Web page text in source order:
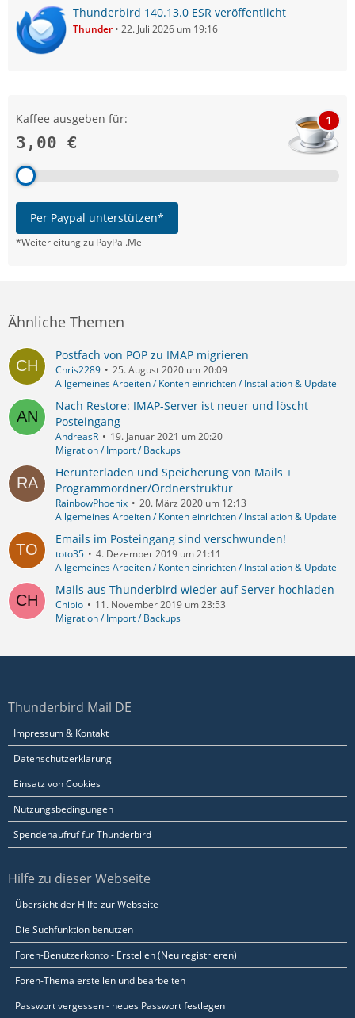
Thunderbird 140.13.0 ESR veröffentlicht
Thunder 22. Juli 2026 um 19:16
Kaffee ausgeben für:
3,00 €
1
Per Paypal unterstützen*
*Weiterleitung zu PayPal.Me
Ähnliche Themen
Postfach von POP zu IMAP migrieren
Chris2289
25. August 2020 um 20:09
Allgemeines Arbeiten / Konten einrichten / Installation & Update
Nach Restore: IMAP-Server ist neuer und löscht
Posteingang
AndreasR
19. Januar 2021 um 20:20
Migration / Import / Backups
Herunterladen und Speicherung von Mails +
Programmordner/Ordnerstruktur
RainbowPhoenix
20. März 2020 um 12:13
Allgemeines Arbeiten / Konten einrichten / Installation & Update
Emails im Posteingang sind verschwunden!
toto35
4. Dezember 2019 um 21:11
Allgemeines Arbeiten / Konten einrichten / Installation & Update
Mails aus Thunderbird wieder auf Server hochladen
Chipio
11. November 2019 um 23:53
Migration / Import / Backups
Thunderbird Mail DE
Impressum & Kontakt
Datenschutzerklärung
Einsatz von Cookies
Nutzungsbedingungen
Spendenaufruf für Thunderbird
Hilfe zu dieser Webseite
Übersicht der Hilfe zur Webseite
Die Suchfunktion benutzen
Foren-Benutzerkonto - Erstellen (Neu registrieren)
Foren-Thema erstellen und bearbeiten
Passwort vergessen - neues Passwort festlegen